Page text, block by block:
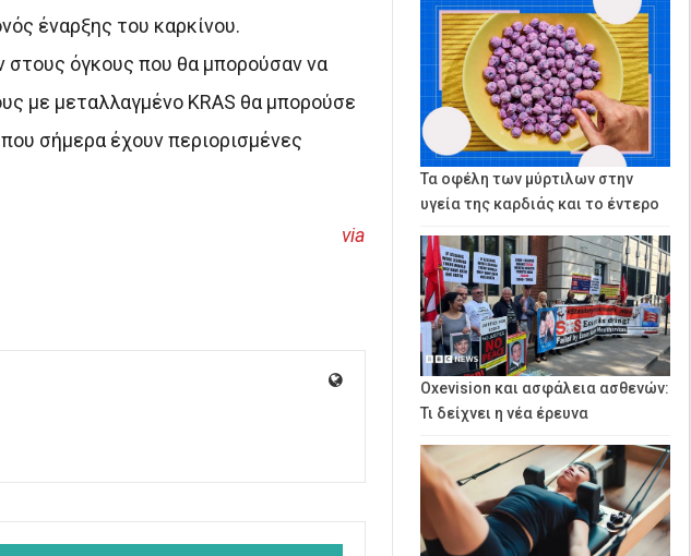
έναρξης του καρκίνου.
στους όγκους που θα μπορούσαν να
με μεταλλαγμένο KRAS θα μπορούσε
σήμερα έχουν περιορισμένες
via
Τα οφέλη των μύρτιλων στην
υγεία της καρδιάς και το έντερο
Oxevision και ασφάλεια ασθενών:
Τι δείχνει η νέα έρευνα